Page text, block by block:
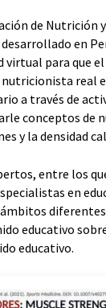
de Nutrición
en
virtual para que
real
a través de
conceptos de
y la densidad
entre los
en
educativo
educativo.